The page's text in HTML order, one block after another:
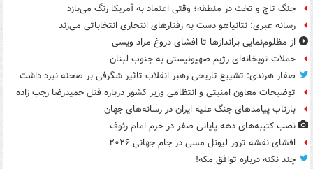
جنگ تاج و تخت در منطقه؛ وقتی اعتماد به آمریکا رنگ می‌بازد
رسانه عبری: نتانیاهو دست به رفتارهای انتحاری انتخاباتی می‌زند
از مظلوم‌نمایی براندازها تا افشای دروغ مراد ویسی
حملات توپخانه‌ای رژیم صهیونیستی به جنوب لبنان
صفار هرندی: تشییع تاریخی رهبر انقلاب تاثیر شگرفی بر صحنه نبرد داشت
توضیحات معاون امنیتی و انتظامی وزیر کشور درباره قتل حمیدرضا رجب زاده
بازتاب پیامدهای جنگ علیه ایران در رسانه‌های جهان
نصب کتیبه‌های دهه پایانی صفر در حرم امام رئوف
افشای نقشه ترور لیونل مسی در جام جهانی ۲۰۲۶
چند نکته درباره توافق مکه!